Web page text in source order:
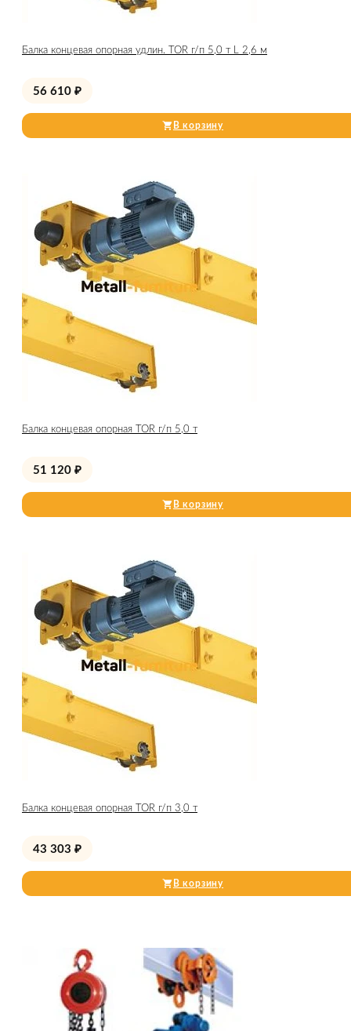
Балка концевая опорная удлин. TOR г/п 5,0 т L 2,6 м
56 610 ₽
В корзину
Балка концевая опорная TOR г/п 5,0 т
51 120 ₽
В корзину
Балка концевая опорная TOR г/п 3,0 т
43 303 ₽
В корзину